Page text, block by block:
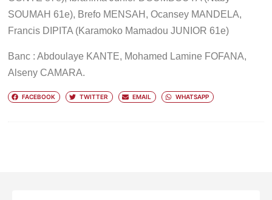
SOUMAH 61e), Brefo MENSAH, Ocansey MANDELA,
Francis DIPITA (Karamoko Mamadou JUNIOR 61e)
Banc : Abdoulaye KANTE, Mohamed Lamine FOFANA,
Alseny CAMARA.
FACEBOOK TWITTER EMAIL WHATSAPP